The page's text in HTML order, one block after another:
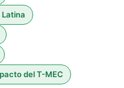
del T-MEC